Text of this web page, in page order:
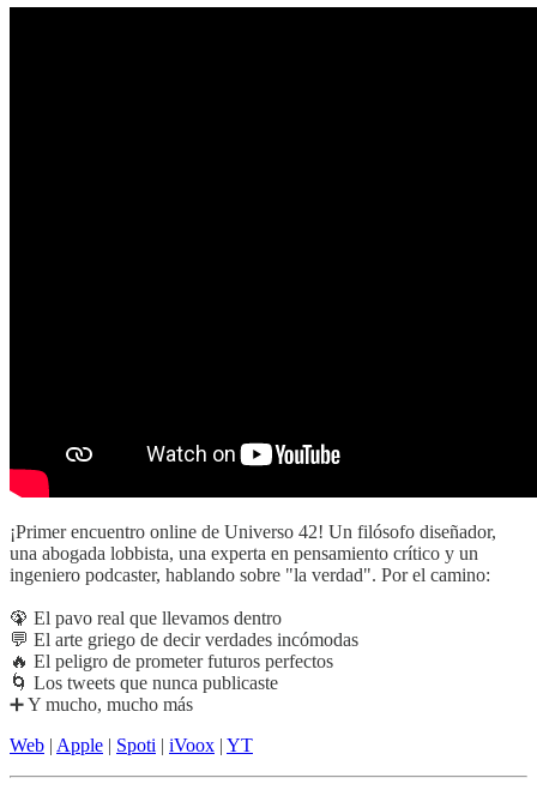
¡Primer encuentro online de Universo 42! Un filósofo diseñador,
una abogada lobbista, una experta en pensamiento crítico y un
ingeniero podcaster, hablando sobre "la verdad". Por el camino:
🦚 El pavo real que llevamos dentro
💬 El arte griego de decir verdades incómodas
🔥 El peligro de prometer futuros perfectos
🌀 Los tweets que nunca publicaste
➕ Y mucho, mucho más
Web | Apple | Spoti | iVoox | YT